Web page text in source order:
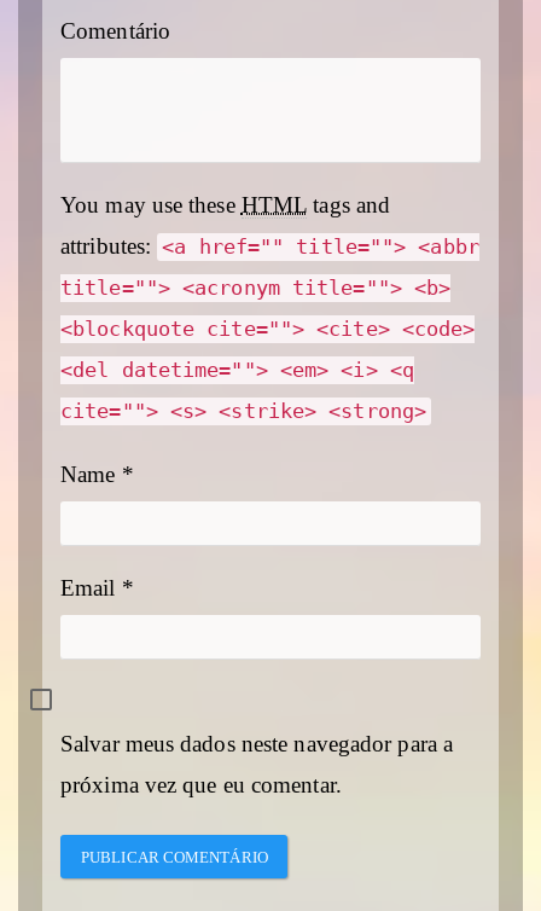
Comentário
You may use these HTML tags and
attributes: <a href="" title=""> <abbr
title=""> <acronym title=""> <b>
<blockquote cite=""> <cite> <code>
<del datetime=""> <em> <i> <q
cite=""> <s> <strike> <strong>
Name *
Email *
Salvar meus dados neste navegador para a
próxima vez que eu comentar.